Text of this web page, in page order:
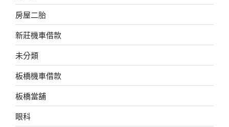
房屋二胎
新莊機車借款
未分類
板橋機車借款
板橋當舖
眼科